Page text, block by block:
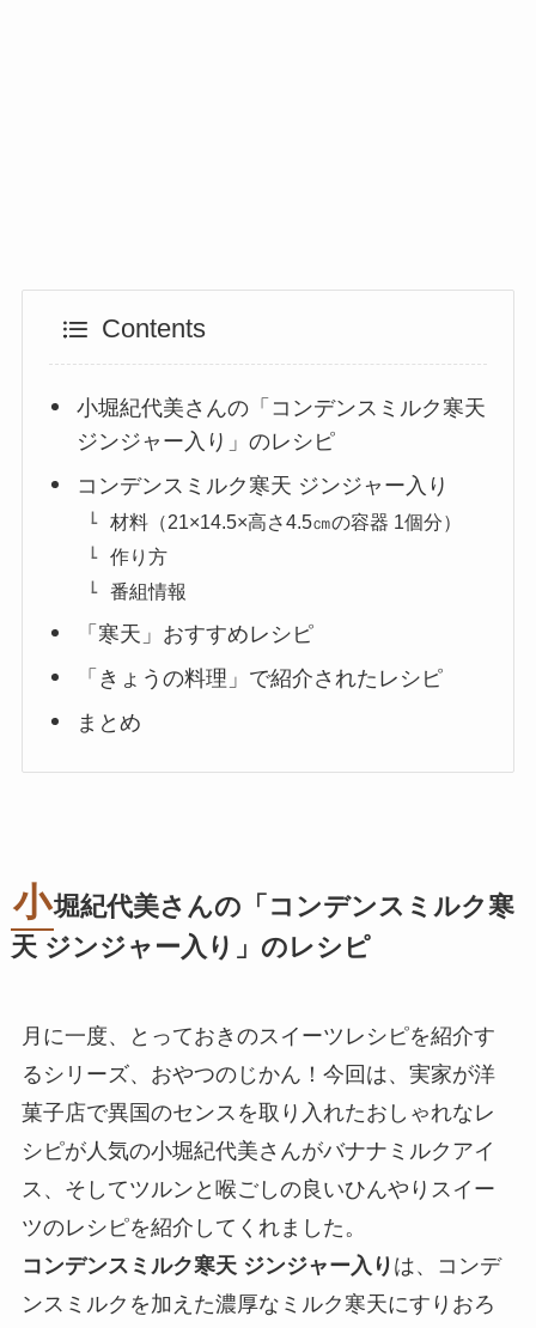
Contents
小堀紀代美さんの「コンデンスミルク寒天
ジンジャー入り」のレシピ
コンデンスミルク寒天 ジンジャー入り
材料（21×14.5×高さ4.5㎝の容器 1個分）
作り方
番組情報
「寒天」おすすめレシピ
「きょうの料理」で紹介されたレシピ
まとめ
小堀紀代美さんの「コンデンスミルク寒
天 ジンジャー入り」のレシピ
月に一度、とっておきのスイーツレシピを紹介す
るシリーズ、おやつのじかん！今回は、実家が洋
菓子店で異国のセンスを取り入れたおしゃれなレ
シピが人気の小堀紀代美さんがバナナミルクアイ
ス、そしてツルンと喉ごしの良いひんやりスイー
ツのレシピを紹介してくれました。
コンデンスミルク寒天 ジンジャー入り は、コンデ
ンスミルクを加えた濃厚なミルク寒天にすりおろ